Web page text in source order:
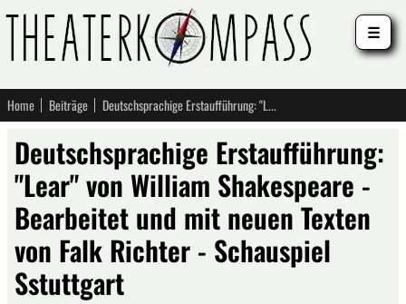
Home Beiträge Deutschsprachige Erstaufführung: "Lear" von William Shakespeare - Bearbeitet und mit neuen Texten von Falk Richter - Schauspiel Sstuttgart
Deutschsprachige Erstaufführung:
"Lear" von William Shakespeare -
Bearbeitet und mit neuen Texten
von Falk Richter - Schauspiel
Sstuttgart
☰